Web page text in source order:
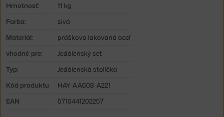
Hmotnosť:
11 kg
Farba:
sivá
Materiál:
práškovo lakovaná oceľ
vhodné pre:
Jedálenský set
Typ:
Jedálenská stolička
Kód produktu
HAY-AA608-A221
EAN
5710441202257